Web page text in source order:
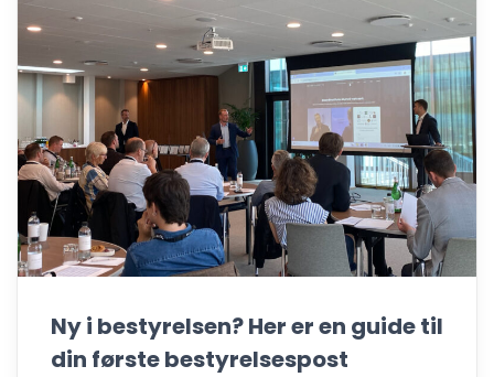
Ny i bestyrelsen? Her er en guide til
din første bestyrelsespost